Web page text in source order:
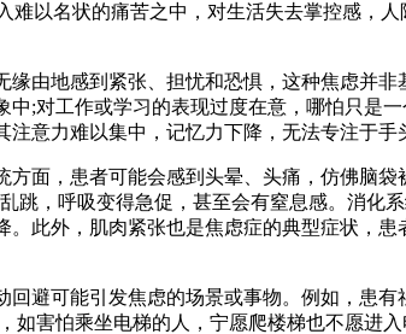
难以名状的痛苦之中，对生活失去掌控感，
地感到紧张、担忧和恐惧，这种焦虑并非
;对工作或学习的表现过度在意，哪怕只是
意力难以集中，记忆力下降，无法专注于手
，患者可能会感到头晕、头痛，仿佛脑袋
跳，呼吸变得急促，甚至会有窒息感。消化
此外，肌肉紧张也是焦虑症的典型症状，
可能引发焦虑的场景或事物。例如，患有
害怕乘坐电梯的人，宁愿爬楼梯也不愿进